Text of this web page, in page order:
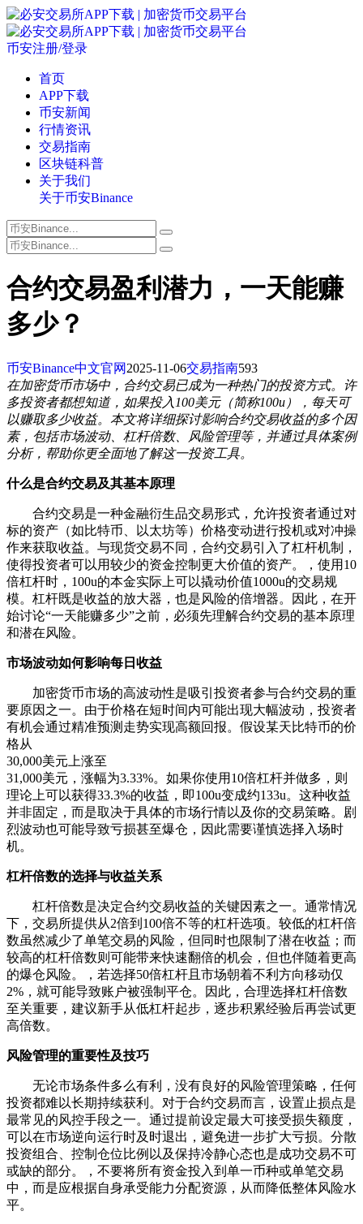
币安注册/登录
首页
APP下载
币安新闻
行情资讯
交易指南
区块链科普
关于我们
关于币安Binance
合约交易盈利潜力，一天能赚
多少？
币安Binance中文官网 2025-11-06交易指南593
在加密货币市场中，合约交易已成为一种热门的投资方式。许
多投资者都想知道，如果投入100美元（简称100u），每天可
以赚取多少收益。本文将详细探讨影响合约交易收益的多个因
素，包括市场波动、杠杆倍数、风险管理等，并通过具体案例
分析，帮助你更全面地了解这一投资工具。
什么是合约交易及其基本原理
合约交易是一种金融衍生品交易形式，允许投资者通过对
标的资产（如比特币、以太坊等）价格变动进行投机或对冲操
作来获取收益。与现货交易不同，合约交易引入了杠杆机制，
使得投资者可以用较少的资金控制更大价值的资产。，使用10
倍杠杆时，100u的本金实际上可以撬动价值1000u的交易规
模。杠杆既是收益的放大器，也是风险的倍增器。因此，在开
始讨论“一天能赚多少”之前，必须先理解合约交易的基本原理
和潜在风险。
市场波动如何影响每日收益
加密货币市场的高波动性是吸引投资者参与合约交易的重
要原因之一。由于价格在短时间内可能出现大幅波动，投资者
有机会通过精准预测走势实现高额回报。假设某天比特币的价
格从
30,000美元上涨至
31,000美元，涨幅为3.33%。如果你使用10倍杠杆并做多，则
理论上可以获得33.3%的收益，即100u变成约133u。这种收益
并非固定，而是取决于具体的市场行情以及你的交易策略。剧
烈波动也可能导致亏损甚至爆仓，因此需要谨慎选择入场时
机。
杠杆倍数的选择与收益关系
杠杆倍数是决定合约交易收益的关键因素之一。通常情况
下，交易所提供从2倍到100倍不等的杠杆选项。较低的杠杆倍
数虽然减少了单笔交易的风险，但同时也限制了潜在收益；而
较高的杠杆倍数则可能带来快速翻倍的机会，但也伴随着更高
的爆仓风险。，若选择50倍杠杆且市场朝着不利方向移动仅
2%，就可能导致账户被强制平仓。因此，合理选择杠杆倍数
至关重要，建议新手从低杠杆起步，逐步积累经验后再尝试更
高倍数。
风险管理的重要性及技巧
无论市场条件多么有利，没有良好的风险管理策略，任何
投资都难以长期持续获利。对于合约交易而言，设置止损点是
最常见的风控手段之一。通过提前设定最大可接受损失额度，
可以在市场逆向运行时及时退出，避免进一步扩大亏损。分散
投资组合、控制仓位比例以及保持冷静心态也是成功交易不可
或缺的部分。，不要将所有资金投入到单一币种或单笔交易
中，而是应根据自身承受能力分配资源，从而降低整体风险水
平。